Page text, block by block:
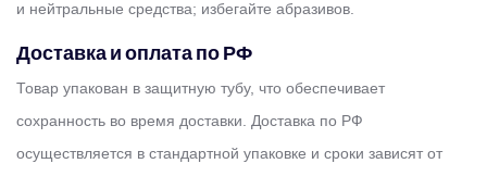
и нейтральные средства; избегайте абразивов.
Доставка и оплата по РФ
Товар упакован в защитную тубу, что обеспечивает
сохранность во время доставки. Доставка по РФ
осуществляется в стандартной упаковке и сроки зависят от